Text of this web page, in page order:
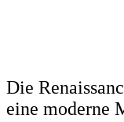
Die
eine moderne